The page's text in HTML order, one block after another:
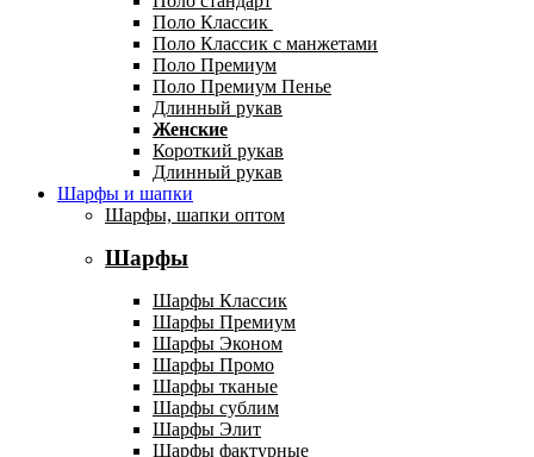
Поло Классик
Поло Классик с манжетами
Поло Премиум
Поло Премиум Пенье
Длинный рукав
Женские
Короткий рукав
Длинный рукав
Шарфы и шапки
Шарфы, шапки оптом
Шарфы
Шарфы Классик
Шарфы Премиум
Шарфы Эконом
Шарфы Промо
Шарфы тканые
Шарфы сублим
Шарфы Элит
Шарфы фактурные